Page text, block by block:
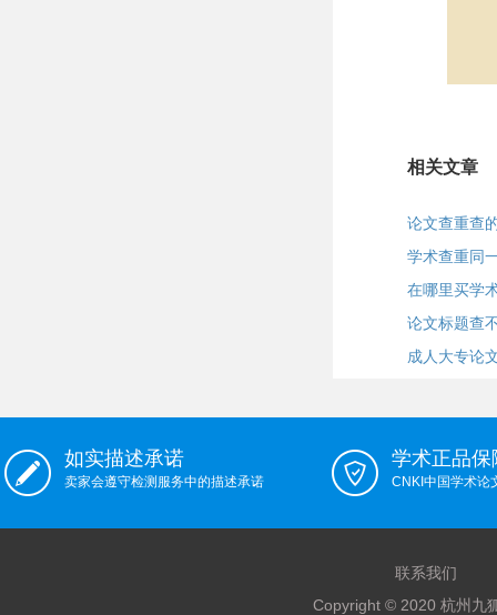
相关文章
论文查重查
学术查重同
在哪里买学
论文标题查
成人大专论
如实描述承诺
卖家会遵守检测服务中的描述承诺
学术正品保
CNKI中国学术论
联系我们
Copyright © 2020 杭州九